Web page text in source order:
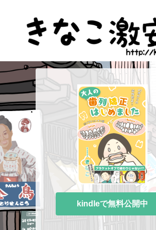
kindleで無料公開中